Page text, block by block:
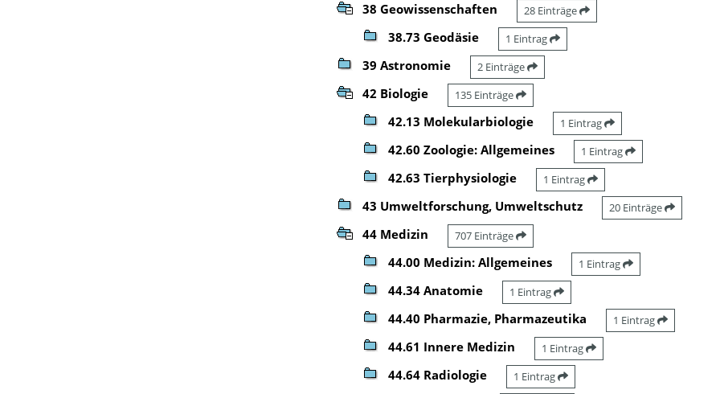
38 Geowissenschaften 28 Einträge
38.73 Geodäsie 1 Eintrag
39 Astronomie 2 Einträge
42 Biologie 135 Einträge
42.13 Molekularbiologie 1 Eintrag
42.60 Zoologie: Allgemeines 1 Eintrag
42.63 Tierphysiologie 1 Eintrag
43 Umweltforschung, Umweltschutz 20 Einträge
44 Medizin 707 Einträge
44.00 Medizin: Allgemeines 1 Eintrag
44.34 Anatomie 1 Eintrag
44.40 Pharmazie, Pharmazeutika 1 Eintrag
44.61 Innere Medizin 1 Eintrag
44.64 Radiologie 1 Eintrag